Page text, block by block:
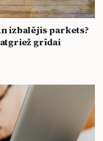
izbalējis parkets?
grīdai